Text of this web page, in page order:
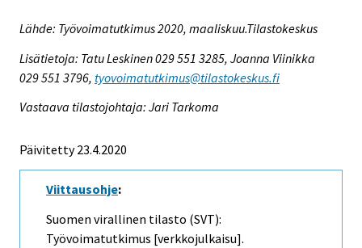
Lähde: Työvoimatutkimus 2020, maaliskuu.Tilastokeskus
Lisätietoja: Tatu Leskinen 029 551 3285, Joanna Viinikka
029 551 3796, tyovoimatutkimus@tilastokeskus.fi
Vastaava tilastojohtaja: Jari Tarkoma
Päivitetty 23.4.2020
Viittausohje:
Suomen virallinen tilasto (SVT):
Työvoimatutkimus [verkkojulkaisu].